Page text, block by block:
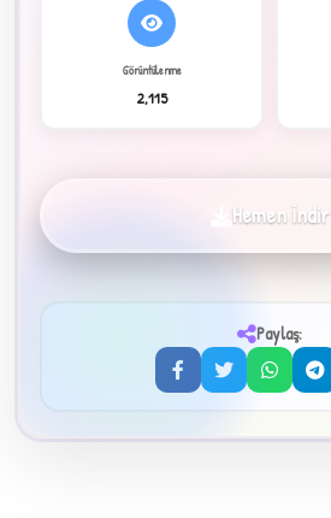
Görüntülenme
2,115
Hemen İndir
Paylaş: